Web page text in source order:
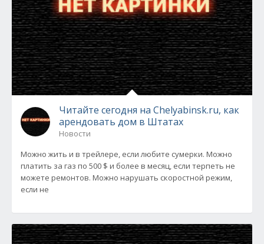
Читайте сегодня на Chelyabinsk.ru, как
арендовать дом в Штатах
Новости
Можно жить и в трейлере, если любите сумерки. Можно
платить за газ по 500 $ и более в месяц, если терпеть не
можете ремонтов. Можно нарушать скоростной режим,
если не